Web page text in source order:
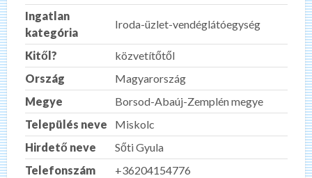
Ingatlan
kategória
Iroda-üzlet-vendéglátóegység
Kitől?
közvetítőtől
Ország
Magyarország
Megye
Borsod-Abaúj-Zemplén megye
Település neve
Miskolc
Hirdető neve
Sőti Gyula
Telefonszám
+36204154776